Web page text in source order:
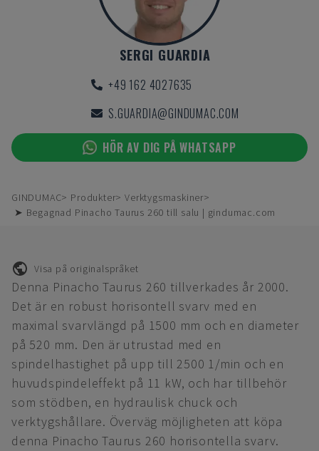
SERGI GUARDIA
+49 162 4027635
S.GUARDIA@GINDUMAC.COM
HÖR AV DIG PÅ WHATSAPP
GINDUMAC Produkter
Verktygsmaskiner
➤ Begagnad Pinacho Taurus 260 till salu | gindumac.com
Visa på originalspråket
Denna Pinacho Taurus 260 tillverkades år 2000.
Det är en robust horisontell svarv med en
maximal svarvlängd på 1500 mm och en diameter
på 520 mm. Den är utrustad med en
spindelhastighet på upp till 2500 1/min och en
huvudspindeleffekt på 11 kW, och har tillbehör
som stödben, en hydraulisk chuck och
verktygshållare. Överväg möjligheten att köpa
denna Pinacho Taurus 260 horisontella svarv.